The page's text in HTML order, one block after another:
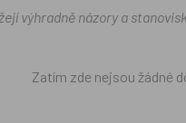
výhradně názory a
Zatím zde nejsou žádné